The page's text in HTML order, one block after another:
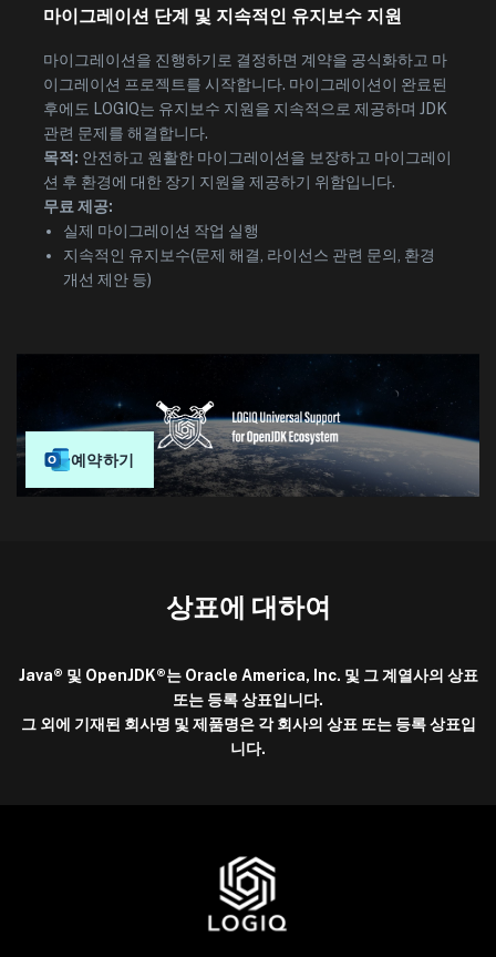
마이그레이션 단계 및 지속적인 유지보수 지원
마이그레이션을 진행하기로 결정하면 계약을 공식화하고 마
이그레이션 프로젝트를 시작합니다. 마이그레이션이 완료된
후에도 LOGIQ는 유지보수 지원을 지속적으로 제공하며 JDK
관련 문제를 해결합니다.
목적: 안전하고 원활한 마이그레이션을 보장하고 마이그레이
션 후 환경에 대한 장기 지원을 제공하기 위함입니다.
무료 제공:
실제 마이그레이션 작업 실행
지속적인 유지보수(문제 해결, 라이선스 관련 문의, 환경
개선 제안 등)
예약하기
상표에 대하여
Java® 및 OpenJDK®는 Oracle America, Inc. 및 그 계열사의 상표
또는 등록 상표입니다.
그 외에 기재된 회사명 및 제품명은 각 회사의 상표 또는 등록 상표입
니다.